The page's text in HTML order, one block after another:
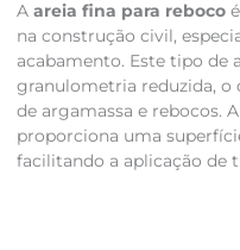
A areia fina para rebocoé
na construção civil,
acabamento. Este tipo de
granulometria reduzida, o
de argamassa e rebocos.
proporciona uma
facilitando a aplicação de